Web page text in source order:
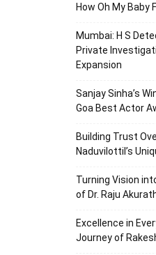
How Oh My Baby
Mumbai: H S
Private
Expansion
Sanjay Sinha’s
Goa Best Actor
Building Trust
Naduvilottil’s
Turning Vision
of Dr. Raju
Excellence in
Journey of